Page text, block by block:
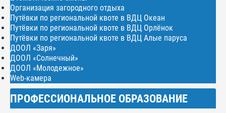
Организация загородного отдыха
Путёвки по региональной квоте в ВДЦ Океан
Путёвки по региональной квоте в ВДЦ Орлёнок
Путёвки по региональной квоте в ВДЦ Алые паруса
ДООЛ «Заря»
ДООЛ «Солнечный»
ДООЛ «Молодежное»
Web-камера
ПРОФЕССИОНАЛЬНОЕ ОБРАЗОВАНИЕ